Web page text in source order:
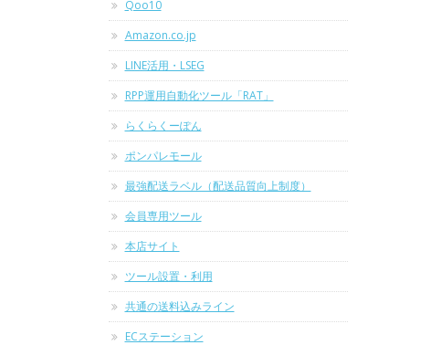
Qoo10
Amazon.co.jp
LINE活用・LSEG
RPP運用自動化ツール「RAT」
らくらくーぽん
ポンパレモール
最強配送ラベル（配送品質向上制度）
会員専用ツール
本店サイト
ツール設置・利用
共通の送料込みライン
ECステーション